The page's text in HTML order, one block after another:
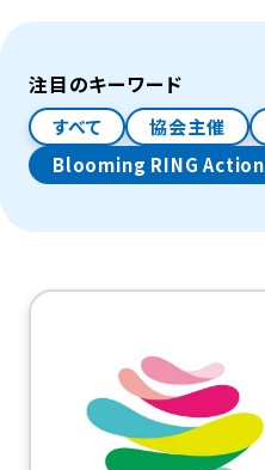
注目のキーワード
すべて 協会主催
Blooming RING Action
（新規タブで開きます）